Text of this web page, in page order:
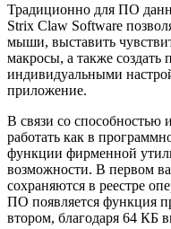
Традиционно для ПО
Strix Claw Software
мыши, выставить
макросы, а также
индивидуальными
приложение.
В связи со
работать как в
функции фирменной
возможности. В первом
сохраняются в реестре
ПО появляется функция
втором, благодаря 64 КБ